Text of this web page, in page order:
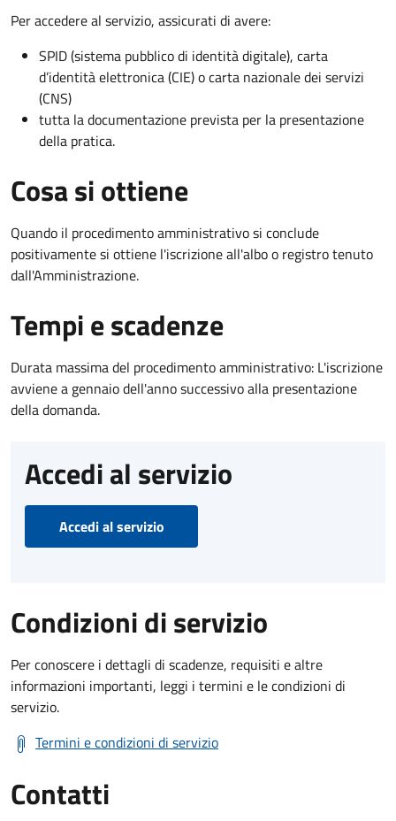
Per accedere al servizio, assicurati di avere:
SPID (sistema pubblico di identità digitale), carta
d’identità elettronica (CIE) o carta nazionale dei servizi
(CNS)
tutta la documentazione prevista per la presentazione
della pratica.
Cosa si ottiene
Quando il procedimento amministrativo si conclude
positivamente si ottiene l'iscrizione all'albo o registro tenuto
dall'Amministrazione.
Tempi e scadenze
Durata massima del procedimento amministrativo: L'iscrizione
avviene a gennaio dell'anno successivo alla presentazione
della domanda.
Accedi al servizio
Accedi al servizio
Condizioni di servizio
Per conoscere i dettagli di scadenze, requisiti e altre
informazioni importanti, leggi i termini e le condizioni di
servizio.
Termini e condizioni di servizio
Contatti